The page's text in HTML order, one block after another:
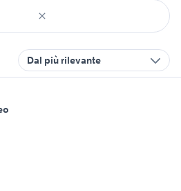
Dal più rilevante